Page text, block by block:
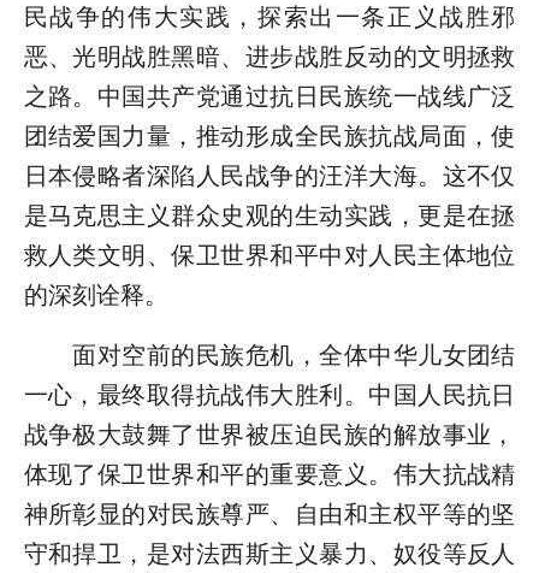
民战争的伟大实践，探索出一条正义战胜邪
恶、光明战胜黑暗、进步战胜反动的文明拯救
之路。中国共产党通过抗日民族统一战线广泛
团结爱国力量，推动形成全民族抗战局面，使
日本侵略者深陷人民战争的汪洋大海。这不仅
是马克思主义群众史观的生动实践，更是在拯
救人类文明、保卫世界和平中对人民主体地位
的深刻诠释。
面对空前的民族危机，全体中华儿女团结
一心，最终取得抗战伟大胜利。中国人民抗日
战争极大鼓舞了世界被压迫民族的解放事业，
体现了保卫世界和平的重要意义。伟大抗战精
神所彰显的对民族尊严、自由和主权平等的坚
守和捍卫，是对法西斯主义暴力、奴役等反人